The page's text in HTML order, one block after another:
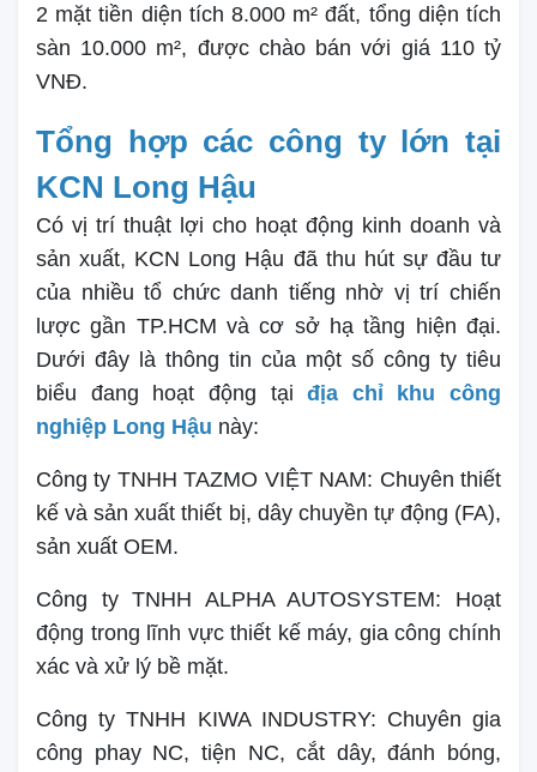
2 mặt tiền diện tích 8.000 m² đất, tổng diện tích
sàn 10.000 m², được chào bán với giá 110 tỷ
VNĐ.
Tổng hợp các công ty lớn tại
KCN Long Hậu
Có vị trí thuật lợi cho hoạt động kinh doanh và
sản xuất, KCN Long Hậu đã thu hút sự đầu tư
của nhiều tổ chức danh tiếng nhờ vị trí chiến
lược gần TP.HCM và cơ sở hạ tầng hiện đại.
Dưới đây là thông tin của một số công ty tiêu
biểu đang hoạt động tạiđịa chỉ khu công
nghiệp Long Hậu này:
Công ty TNHH TAZMO VIỆT NAM: Chuyên thiết
kế và sản xuất thiết bị, dây chuyền tự động (FA),
sản xuất OEM.
Công ty TNHH ALPHA AUTOSYSTEM: Hoạt
động trong lĩnh vực thiết kế máy, gia công chính
xác và xử lý bề mặt.
Công ty TNHH KIWA INDUSTRY: Chuyên gia
công phay NC, tiện NC, cắt dây, đánh bóng,